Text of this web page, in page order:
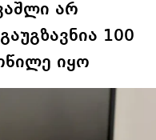
არ
100
იყო